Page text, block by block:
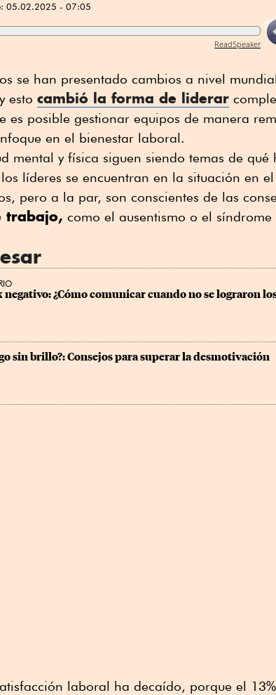
05.02.2025 - 07:05
ReadSpeaker
se han presentado cambios a nivel
esto cambió la forma de liderar
es posible gestionar equipos de manera
en el bienestar laboral.
mental y física siguen siendo temas de qué
líderes se encuentran en la situación en el
pero a la par, son conscientes de las
trabajo, como el ausentismo o el
negativo: ¿Cómo comunicar cuando no se lograron
sin brillo?: Consejos para superar la desmotivación
laboral ha decaído, porque el